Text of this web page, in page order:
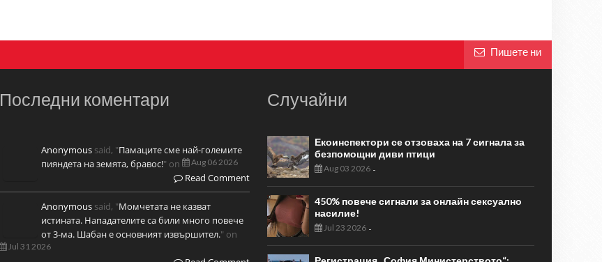
Пишете ни
Последни коментари
Anonymous said, "Памаците сме най-големите
пияндета на земята, бравос!" on Aug 06 2026
Read Comment
Anonymous said, "Момчетата не казват
истината. Нападателите са били много повече
от 3-ма. Шабан е основният извършител." on
Jul 31 2026
Случайни
Екоинспектори се отзоваха на 7 сигнала за
безпомощни диви птици
Aug 03 2026-
450% повече сигнали за онлайн сексуално
насилие!
Jul 23 2026-